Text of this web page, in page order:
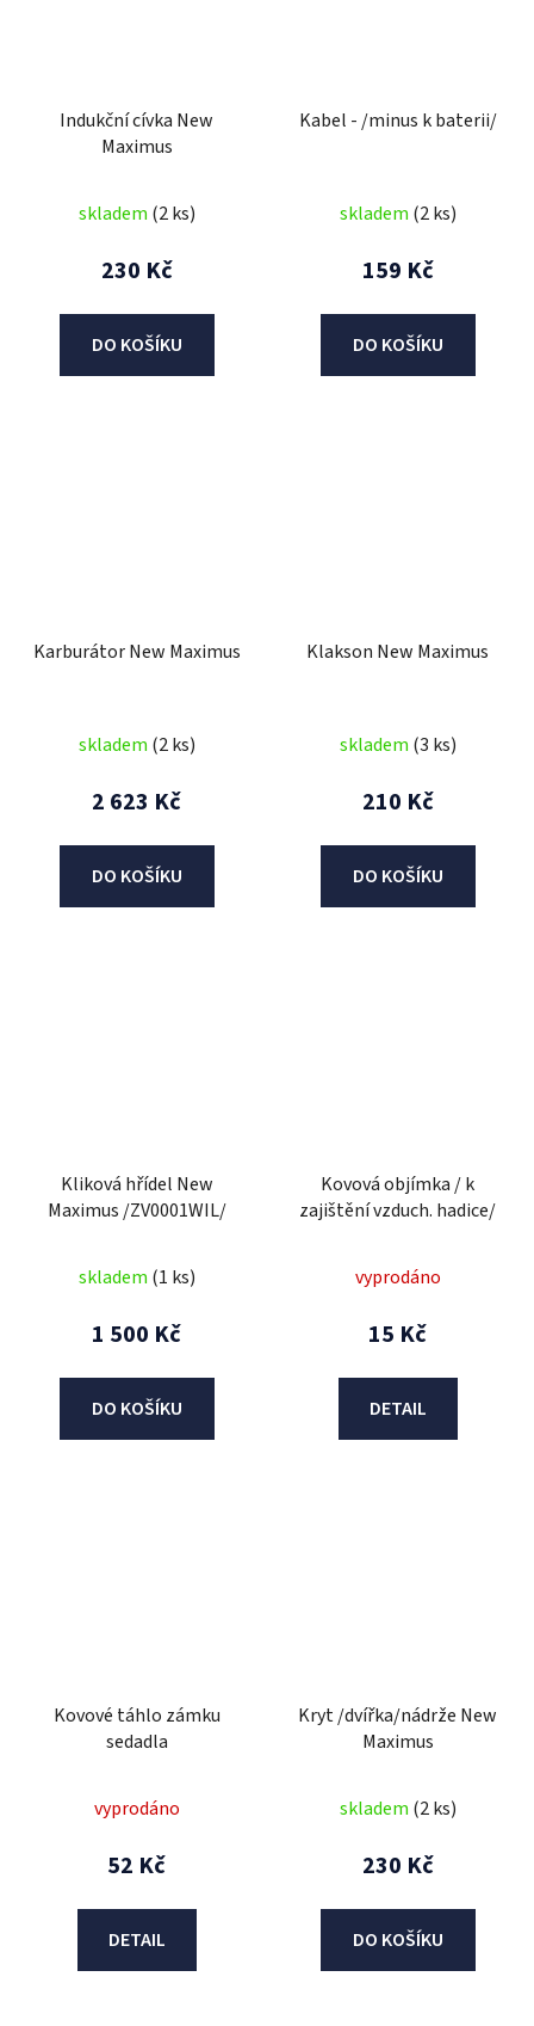
Indukční cívka New
Maximus
skladem (2 ks)
230 Kč
DO KOŠÍKU
Kabel - /minus k baterii/
skladem (2 ks)
159 Kč
DO KOŠÍKU
Karburátor New Maximus
skladem (2 ks)
2 623 Kč
DO KOŠÍKU
Klakson New Maximus
skladem (3 ks)
210 Kč
DO KOŠÍKU
Kliková hřídel New
Maximus /ZV0001WIL/
skladem (1 ks)
1 500 Kč
DO KOŠÍKU
Kovová objímka / k
zajištění vzduch. hadice/
vyprodáno
15 Kč
DETAIL
Kovové táhlo zámku
sedadla
vyprodáno
52 Kč
DETAIL
Kryt /dvířka/nádrže New
Maximus
skladem (2 ks)
230 Kč
DO KOŠÍKU